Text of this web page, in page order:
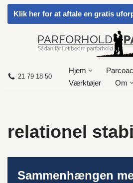
Spring
Klik her for at aftale en gratis
21 79 18 50
Hjem
Værktøjer
Om
relationel
Sammenhængen